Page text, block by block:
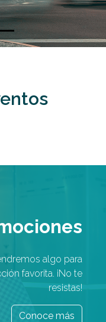
algo para
favorita. ¡No te
resistas!
Conoce más